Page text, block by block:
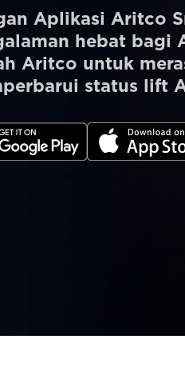
Aplikasi Aritco
hebat bagi
Aritco untuk
status lift